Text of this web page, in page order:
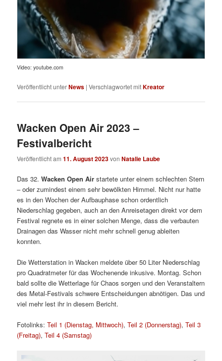
Video: youtube.com
Veröffentlicht unterNews |Verschlagwortet mitKreator
Wacken Open Air 2023 –
Festivalbericht
Veröffentlicht am11. August 2023vonNatalie Laube
Das 32.Wacken Open Air startete unter einem schlechten Stern
– oder zumindest einem sehr bewölkten Himmel. Nicht nur hatte
es in den Wochen der Aufbauphase schon ordentlich
Niederschlag gegeben, auch an den Anreisetagen direkt vor dem
Festival regnete es in einer solchen Menge, dass die verbauten
Drainagen das Wasser nicht mehr schnell genug ableiten
konnten.
Die Wetterstation in Wacken meldete über 50 Liter Niederschlag
pro Quadratmeter für das Wochenende inkusive. Montag. Schon
bald sollte die Wetterlage für Chaos sorgen und den Veranstaltern
des Metal-Festivals schwere Entscheidungen abnötigen. Das und
viel mehr lest ihr in diesem Bericht.
Fotolinks:Teil 1 (Dienstag, Mittwoch),Teil 2 (Donnerstag),Teil 3
(Freitag),Teil 4 (Samstag)